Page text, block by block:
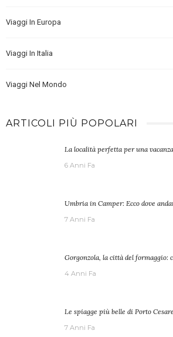
Viaggi In Europa
Viaggi In Italia
Viaggi Nel Mondo
ARTICOLI PIÙ POPOLARI
La località perfetta per una
6 Anni Fa
Umbria in Camper: Ecco dove
7 Anni Fa
Gorgonzola, la città del formaggio:
4 Anni Fa
Le spiagge più belle di Porto
7 Anni Fa